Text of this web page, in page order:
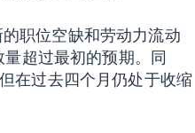
职位空缺和劳动力流动
超过最初的预期。同
在过去四个月仍处于收缩